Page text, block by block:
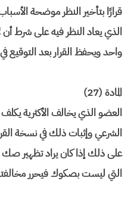
قرارًا بتأخير النظر موضحة
الذي يعاد النظر فيه على شرط
واحد ويحفظ القرار بعد التوقيع
المادة (27)
العضو الذي يخالف الأكثرية
الشرعي وإثبات ذلك في نسخة
على ذلك إذا كان يراد تظهير صك
التي ليست بصكوك فيحرر